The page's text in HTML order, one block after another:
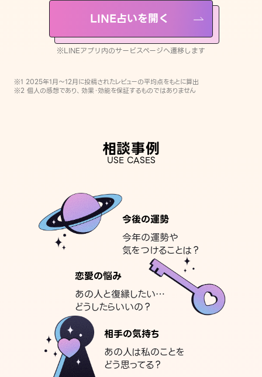
LINE占いを開く
※LINEアプリ内のサービスページへ遷移します
※1 2025年1月〜12月に投稿されたレビューの平均点をもとに算出
※2 個人の感想であり、効果・効能を保証するものではありません
相談事例
USE CASES
今後の運勢
今年の運勢や
気をつけることは？
恋愛の悩み
あの人と復縁したい…
どうしたらいいの？
相手の気持ち
あの人は私のことを
どう思ってる？